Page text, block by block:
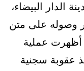
الدار البيضاء،
26 يونيو 2025، فور وصوله على متن
أظهرت عملية
عقوبة سجنية